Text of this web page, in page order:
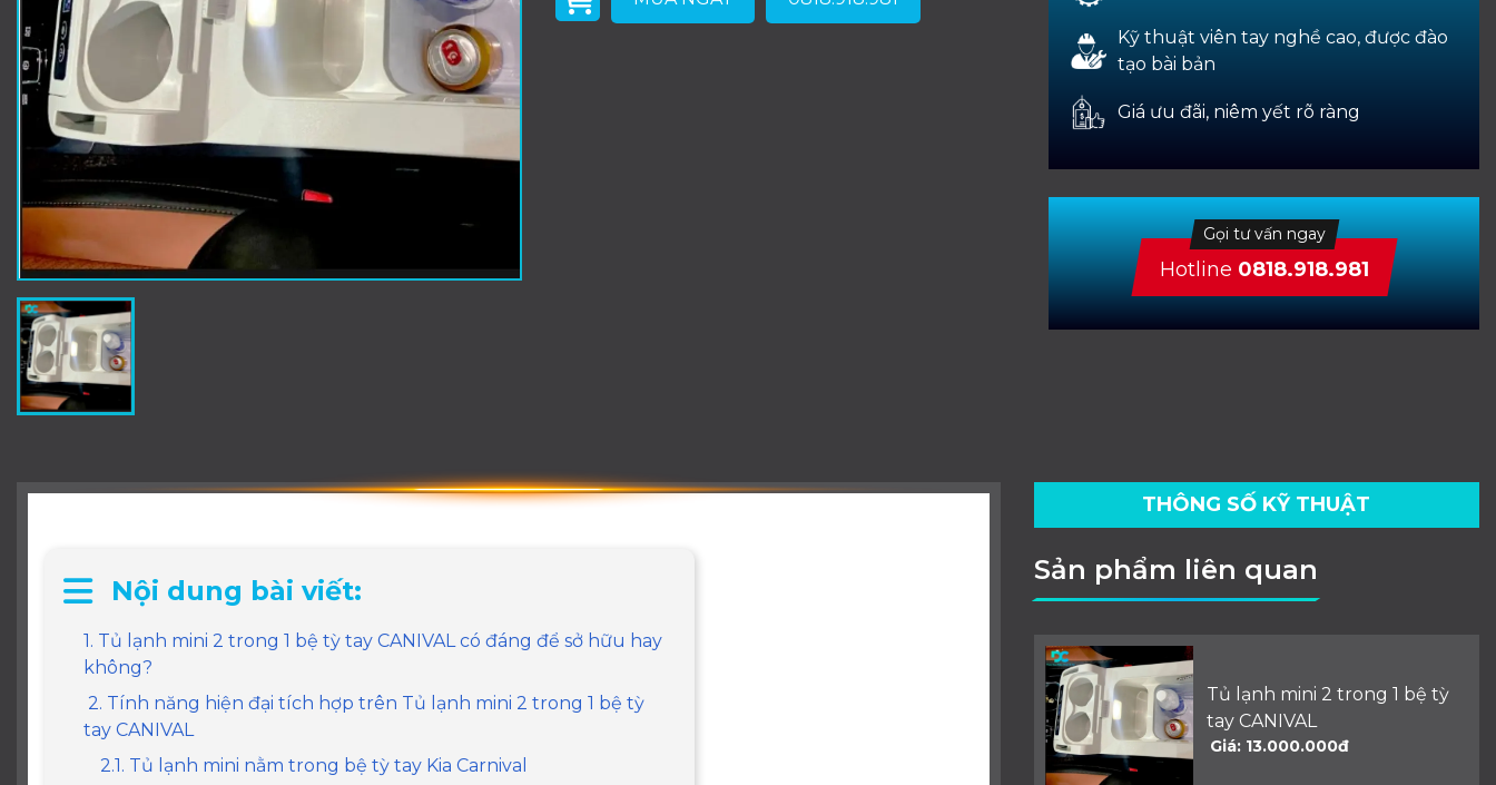
Kỹ thuật viên tay nghề cao, được đào
tạo bài bản
Giá ưu đãi, niêm yết rõ ràng
Gọi tư vấn ngay
Hotline 0818.918.981
Nội dung bài viết:
1. Tủ lạnh mini 2 trong 1 bệ tỳ tay CANIVAL có đáng để sở hữu hay
không?
2. Tính năng hiện đại tích hợp trên Tủ lạnh mini 2 trong 1 bệ tỳ
tay CANIVAL
2.1. Tủ lạnh mini nằm trong bệ tỳ tay Kia Carnival
THÔNG SỐ KỸ THUẬT
Sản phẩm liên quan
Tủ lạnh mini 2 trong 1 bệ tỳ
tay CANIVAL
Giá: 13.000.000đ